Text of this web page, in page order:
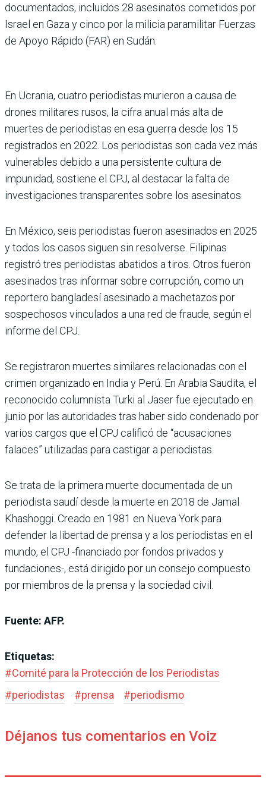
documentados, incluidos 28 asesinatos cometidos por
Israel en Gaza y cinco por la milicia paramilitar Fuerzas
de Apoyo Rápido (FAR) en Sudán.
En Ucrania, cuatro periodistas murieron a causa de
drones militares rusos, la cifra anual más alta de
muertes de periodistas en esa guerra desde los 15
registrados en 2022. Los periodistas son cada vez más
vulnerables debido a una persistente cultura de
impunidad, sostiene el CPJ, al destacar la falta de
investigaciones transparentes sobre los asesinatos.
En México, seis periodistas fueron asesinados en 2025
y todos los casos siguen sin resolverse. Filipinas
registró tres periodistas abatidos a tiros. Otros fueron
asesinados tras informar sobre corrupción, como un
reportero bangladesí asesinado a machetazos por
sospechosos vinculados a una red de fraude, según el
informe del CPJ.
Se registraron muertes similares relacionadas con el
crimen organizado en India y Perú. En Arabia Saudita, el
reconocido columnista Turki al Jaser fue ejecutado en
junio por las autoridades tras haber sido condenado por
varios cargos que el CPJ calificó de “acusaciones
falaces” utilizadas para castigar a periodistas.
Se trata de la primera muerte documentada de un
periodista saudí desde la muerte en 2018 de Jamal
Khashoggi. Creado en 1981 en Nueva York para
defender la libertad de prensa y a los periodistas en el
mundo, el CPJ -financiado por fondos privados y
fundaciones-, está dirigido por un consejo compuesto
por miembros de la prensa y la sociedad civil.
Fuente: AFP.
Etiquetas:
#Comité para la Protección de los Periodistas
#periodistas #prensa #periodismo
Déjanos tus comentarios en Voiz